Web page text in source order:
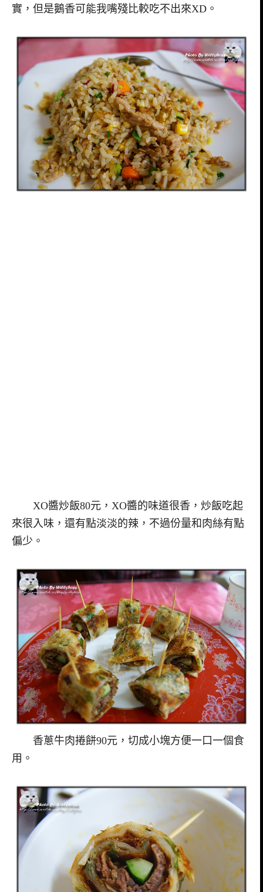
實，但是鵝香可能我嘴殘比較吃不出來XD。
XO醬炒飯80元，XO醬的味道很香，炒飯吃起
來很入味，還有點淡淡的辣，不過份量和肉絲有點
偏少。
香蔥牛肉捲餅90元，切成小塊方便一口一個食
用。